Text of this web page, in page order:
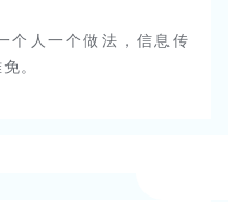
个人一个做法，信息传
。